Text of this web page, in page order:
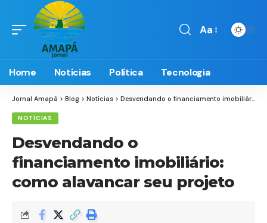
Font
Aa
Home Notícias Política Tecnologia
Jornal Amapá > Blog > Notícias > Desvendando o financiamento imobiliário: como alavancar seu projeto
NOTÍCIAS
Desvendando o
financiamento imobiliário:
como alavancar seu projeto